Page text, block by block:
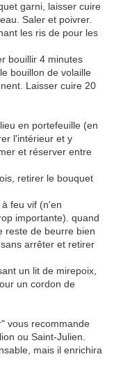
garni, laisser cuire
Saler et poivrer.
les ris de pour les
bouillir 4 minutes
bouillon de volaille
Laisser cuire 20
en portefeuille (en
l'intérieur et y
et réserver entre
retirer le bouquet
feu vif (n'en
importante). quand
reste de beurre bien
arrêter et retirer
un lit de mirepoix,
un cordon de
vous recommande
ou Saint-Julien.
mais il enrichira